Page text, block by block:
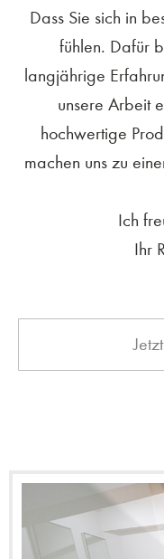
Dass Sie sich in
fühlen. Dafür
langjährige
unsere Arbeit
hochwertige
machen uns zu
Ich
Ihr